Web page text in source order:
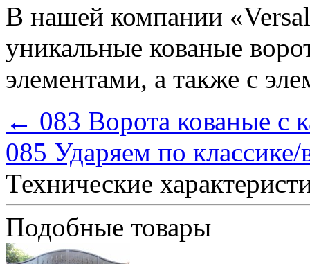
В нашей компании
уникальные кованые
элементами, а также с
← 083 Ворота кованые с
085 Ударяем по
Технические
Подобные товары